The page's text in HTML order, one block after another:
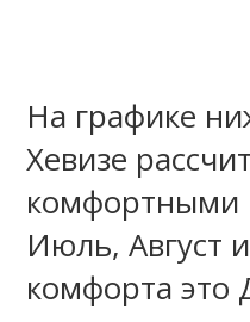
На графике
Хевизе
комфортными
Июль, Август
комфорта это